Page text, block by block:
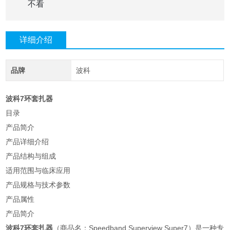
不看
详细介绍
品牌 波科
波科7环套扎器
目录
产品简介
产品详细介绍
产品结构与组成
适用范围与临床应用
产品规格与技术参数
产品属性
产品简介
波科7环套扎器 （商品名：Speedband Superview Super7）是一种专